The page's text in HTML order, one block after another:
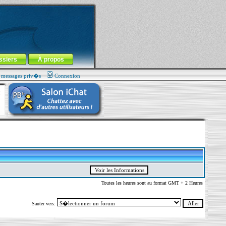
À propos
priv�s Connexion
Toutes les heures sont au format GMT + 2 Heures
Sauter vers: